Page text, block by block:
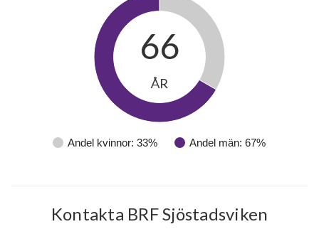
Andel kvinnor: 33% Andel män: 67%
66
ÅR
Kontakta BRF Sjöstadsviken